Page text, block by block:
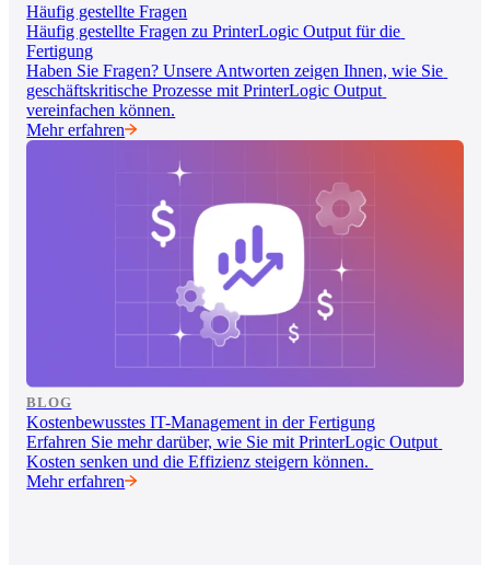
Häufig gestellte Fragen
Häufig gestellte Fragen zu PrinterLogic Output für die
Fertigung
Haben Sie Fragen? Unsere Antworten zeigen Ihnen, wie Sie
geschäftskritische Prozesse mit PrinterLogic Output
vereinfachen können.
Mehr erfahren
BLOG
Kostenbewusstes IT-Management in der Fertigung
Erfahren Sie mehr darüber, wie Sie mit PrinterLogic Output
Kosten senken und die Effizienz steigern können.
Mehr erfahren